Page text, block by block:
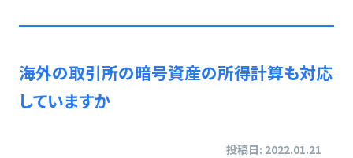
海外の取引所の暗号資産の所得計算も対応
していますか
投稿日: 2022.01.21